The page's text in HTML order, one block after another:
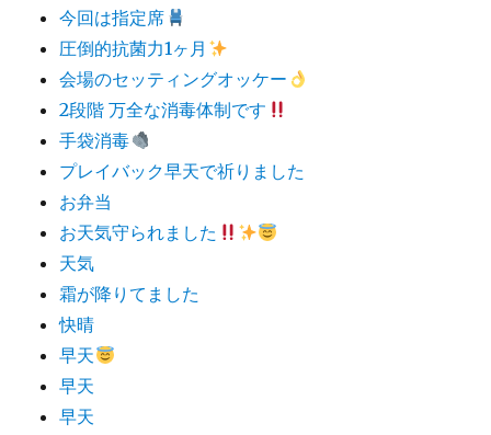
今回は指定席
圧倒的抗菌力1ヶ月
会場のセッティングオッケー
2段階 万全な消毒体制です
手袋消毒
プレイバック早天で祈りました
お弁当
お天気守られました
天気
霜が降りてました
快晴
早天
早天
早天